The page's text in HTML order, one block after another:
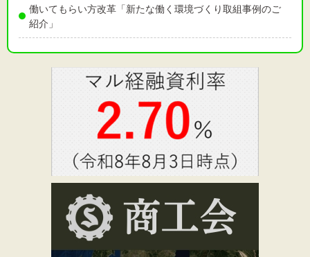
働いてもらい方改革「新たな働く環境づくり取組事例のご
紹介」